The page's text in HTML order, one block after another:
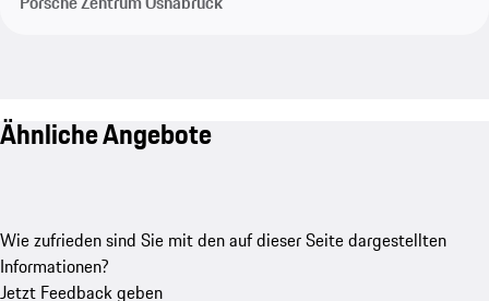
Ähnliche Angebote
Wie zufrieden sind Sie mit den auf dieser Seite dargestellten
Informationen?
Jetzt Feedback geben